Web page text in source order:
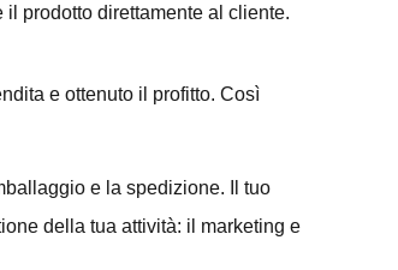
prodotto direttamente al cliente.
e ottenuto il profitto. Così
e la spedizione. Il tuo
della tua attività: il marketing e